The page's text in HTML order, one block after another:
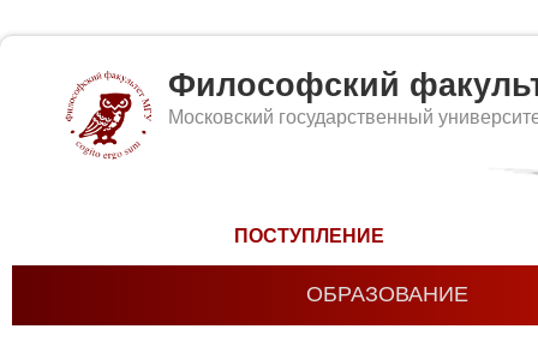
Философский
Московский государственный
ПОСТУПЛЕНИЕ
ОБРАЗОВАНИЕ